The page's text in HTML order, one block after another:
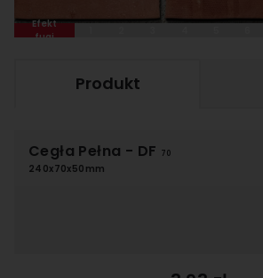
Efekt
fugi
Produkt
Cegła Pełna - DF 70
240x70x50mm